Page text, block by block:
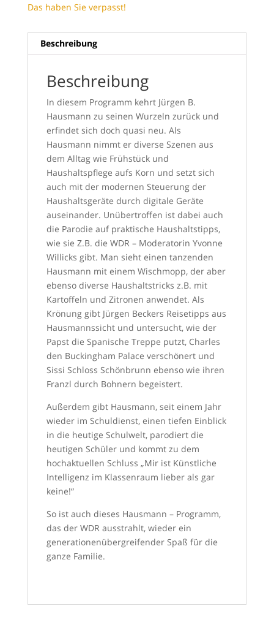
Das haben Sie verpasst!
Beschreibung
Beschreibung
In diesem Programm kehrt Jürgen B.
Hausmann zu seinen Wurzeln zurück und
erfindet sich doch quasi neu. Als
Hausmann nimmt er diverse Szenen aus
dem Alltag wie Frühstück und
Haushaltspflege aufs Korn und setzt sich
auch mit der modernen Steuerung der
Haushaltsgeräte durch digitale Geräte
auseinander. Unübertroffen ist dabei auch
die Parodie auf praktische Haushaltstipps,
wie sie Z.B. die WDR – Moderatorin Yvonne
Willicks gibt. Man sieht einen tanzenden
Hausmann mit einem Wischmopp, der aber
ebenso diverse Haushaltstricks z.B. mit
Kartoffeln und Zitronen anwendet. Als
Krönung gibt Jürgen Beckers Reisetipps aus
Hausmannssicht und untersucht, wie der
Papst die Spanische Treppe putzt, Charles
den Buckingham Palace verschönert und
Sissi Schloss Schönbrunn ebenso wie ihren
Franzl durch Bohnern begeistert.
Außerdem gibt Hausmann, seit einem Jahr
wieder im Schuldienst, einen tiefen Einblick
in die heutige Schulwelt, parodiert die
heutigen Schüler und kommt zu dem
hochaktuellen Schluss „Mir ist Künstliche
Intelligenz im Klassenraum lieber als gar
keine!“
So ist auch dieses Hausmann – Programm,
das der WDR ausstrahlt, wieder ein
generationenübergreifender Spaß für die
ganze Familie.